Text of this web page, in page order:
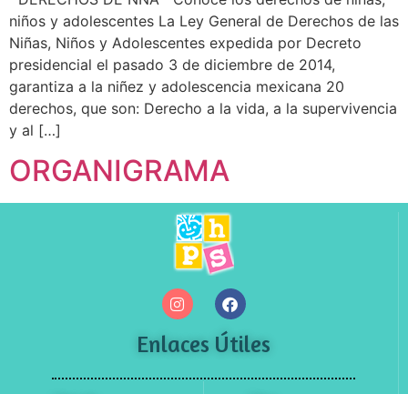
niños y adolescentes La Ley General de Derechos de las
Niñas, Niños y Adolescentes expedida por Decreto
presidencial el pasado 3 de diciembre de 2014,
garantiza a la niñez y adolescencia mexicana 20
derechos, que son: Derecho a la vida, a la supervivencia
y al […]
ORGANIGRAMA
Enlaces Útiles